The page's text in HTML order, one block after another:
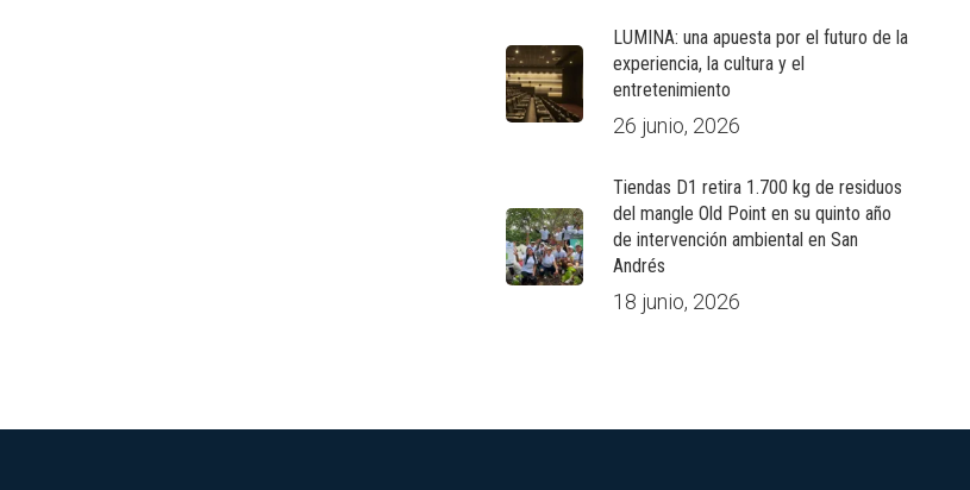
LUMINA: una apuesta por el futuro de la
experiencia, la cultura y el
entretenimiento
26 junio, 2026
Tiendas D1 retira 1.700 kg de residuos
del mangle Old Point en su quinto año
de intervención ambiental en San
Andrés
18 junio, 2026